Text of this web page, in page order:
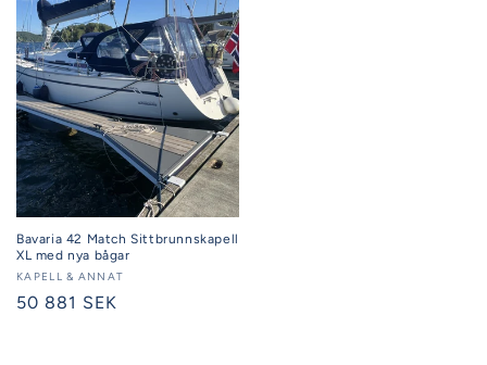
Bavaria 42 Match Sittbrunnskapell
XL med nya bågar
Säljare:
KAPELL & ANNAT
Ordinarie
50 881 SEK